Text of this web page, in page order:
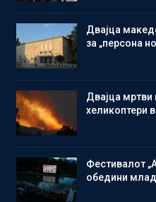
Двајца
за „персона
Двајца мртви
хеликоптери
Фестивалот
обедини